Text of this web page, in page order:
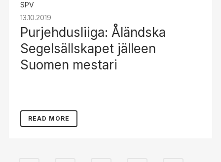
SPV
13.10.2019
Purjehdusliiga: Åländska
Segelsällskapet jälleen
Suomen mestari
READ MORE